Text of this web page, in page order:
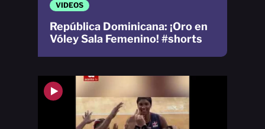
VIDEOS
República Dominicana: ¡Oro en
Vóley Sala Femenino! #shorts